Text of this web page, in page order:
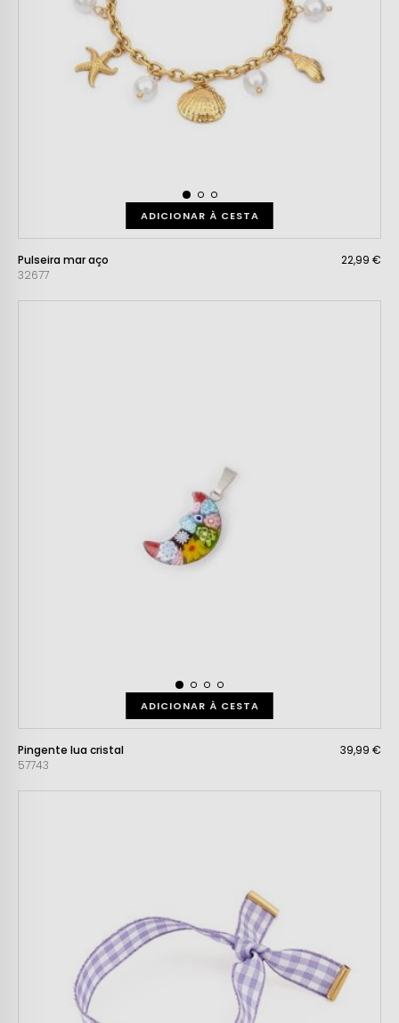
ADICIONAR À CESTA
Pulseira mar aço
32677
22,99 €
ADICIONAR À CESTA
Pingente lua cristal
57743
39,99 €